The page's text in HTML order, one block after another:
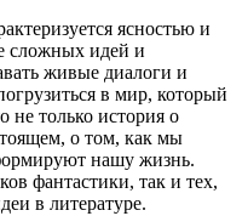
ясностью и
сложных идей и
живые диалоги и
в мир, который
не только история о
о том, как мы
нашу жизнь.
фантастики, так и тех,
в литературе.